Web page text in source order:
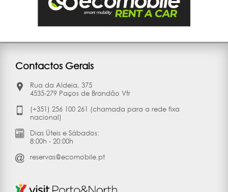
Contactos Gerais
Rua da Aldeia, 375
4535-279 Paços de Brandão Vfr
(+351) 256 100 261 (chamada para a rede fixa
nacional)
Dias Úteis e Sábados:
8:00h - 20:00h
reservas@ecomobile.pt